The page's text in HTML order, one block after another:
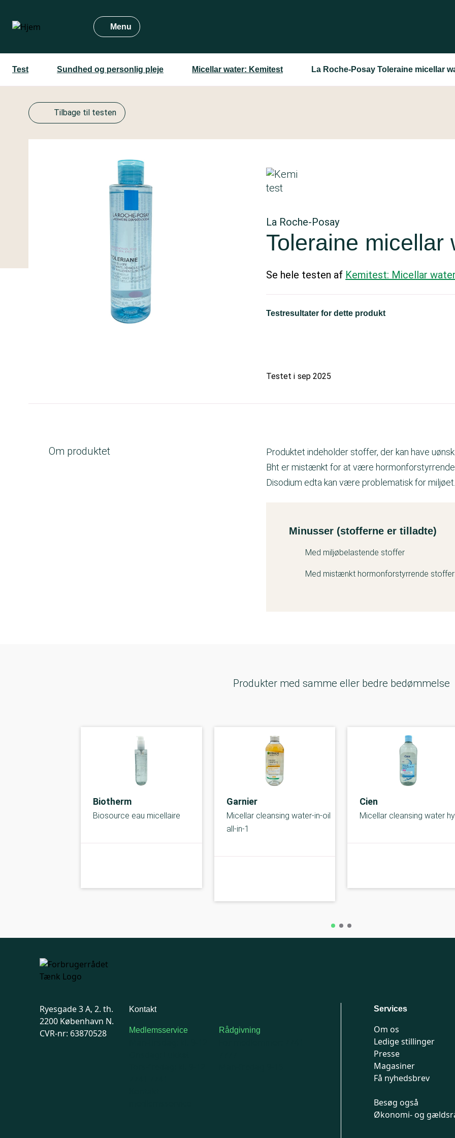
hovedindhold
Menu
Test Sundhed og personlig pleje Micellar water: Kemitest La Roche-Posay Toleraine micellar
Tilbage til testen
La Roche-Posay
Toleraine micellar
Se hele testen af Kemitest: Micellar
Testresultater for dette produkt
Testet i sep 2025
Om produktet
Produktet indeholder stoffer, der kan have
Bht er mistænkt for at være
Disodium edta kan være problematisk for
Kemitest
Minusser (stofferne er tilladte)
Med miljøbelastende stoffer
Med mistænkt hormonforstyrrende stoffer
Produkter med samme eller bedre bedømmelse
Biotherm
Biosource eau micellaire
Garnier
Micellar cleansing water-in-oil
all-in-1
Cien
Micellar cleansing water
Ryesgade 3 A, 2. th.
2200 København N.
CVR-nr: 63870528
Kontakt
Medlemsservice Rådgivning
Services
Om os
Ledige stillinger
Presse
Magasiner
Få nyhedsbrev
Besøg også
Økonomi- og